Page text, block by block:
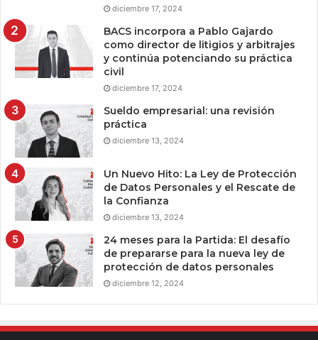
diciembre 17, 2024
BACS incorpora a Pablo Gajardo
como director de litigios y arbitrajes
y continúa potenciando su práctica
civil
diciembre 17, 2024
Sueldo empresarial: una revisión
práctica
diciembre 13, 2024
Un Nuevo Hito: La Ley de Protección
de Datos Personales y el Rescate de
la Confianza
diciembre 13, 2024
24 meses para la Partida: El desafío
de prepararse para la nueva ley de
protección de datos personales
diciembre 12, 2024